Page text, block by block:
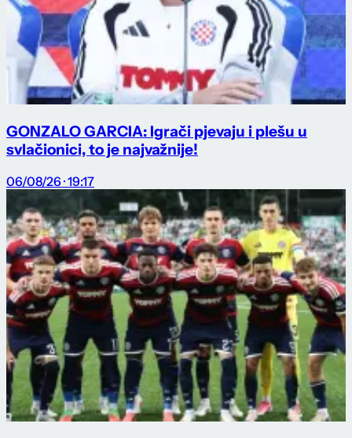
GONZALO GARCIA: Igrači pjevaju i plešu u
svlačionici, to je najvažnije!
06/08/26 · 19:17